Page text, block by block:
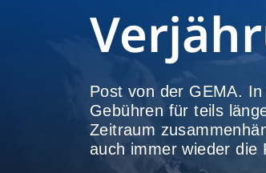
Post von der GEMA.
Gebühren für teils
Zeitraum
auch immer wieder die